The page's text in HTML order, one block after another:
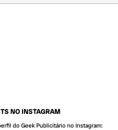
NO INSTAGRAM
do Geek Publicitário no Instagram: